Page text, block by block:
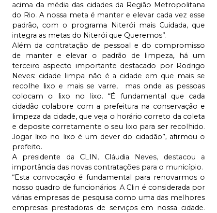
acima da média das cidades da Região Metropolitana
do Rio. A nossa meta é manter e elevar cada vez esse
padrão, com o programa Niterói mais Cuidada, que
integra as metas do Niterói que Queremos”.
Além da contratação de pessoal e do compromisso
de manter e elevar o padrão de limpeza, há um
terceiro aspecto importante destacado por Rodrigo
Neves: cidade limpa não é a cidade em que mais se
recolhe lixo e mais se varre, mas onde as pessoas
colocam o lixo no lixo. “É fundamental que cada
cidadão colabore com a prefeitura na conservação e
limpeza da cidade, que veja o horário correto da coleta
e deposite corretamente o seu lixo para ser recolhido.
Jogar lixo no lixo é um dever do cidadão”, afirmou o
prefeito.
A presidente da CLIN, Cláudia Neves, destacou a
importância das novas contratações para o município.
“Esta convocação é fundamental para renovarmos o
nosso quadro de funcionários. A Clin é considerada por
várias empresas de pesquisa como uma das melhores
empresas prestadoras de serviços em nossa cidade.